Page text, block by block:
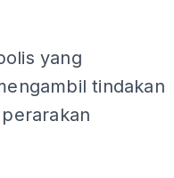
yang
tindakan